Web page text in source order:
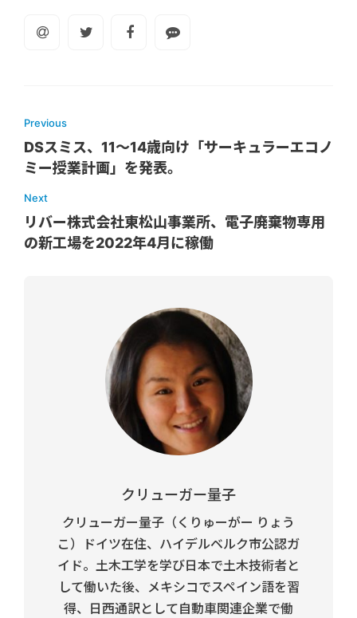
Previous
DSスミス、11～14歳向け「サーキュラーエコノ
ミー授業計画」を発表。
Next
リバー株式会社東松山事業所、電子廃棄物専用
の新工場を2022年4月に稼働
クリューガー量子
クリューガー量子（くりゅーがー りょう
こ）ドイツ在住、ハイデルベルク市公認ガ
イド。土木工学を学び日本で土木技術者と
して働いた後、メキシコでスペイン語を習
得、日西通訳として自動車関連企業で働